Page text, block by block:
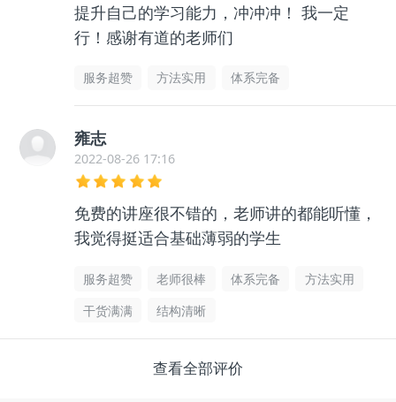
提升自己的学习能力，冲冲冲！ 我一定
行！感谢有道的老师们
服务超赞 方法实用 体系完备
雍志
2022-08-26 17:16
免费的讲座很不错的，老师讲的都能听懂，
我觉得挺适合基础薄弱的学生
服务超赞 老师很棒 体系完备
方法实用
干货满满
结构清晰
查看全部评价